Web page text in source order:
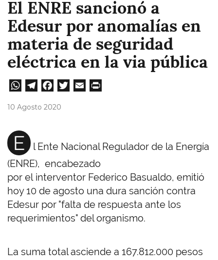
El ENRE sancionó a
Edesur por anomalías en
materia de seguridad
eléctrica en la via pública
W
A
pp
Te
m
Fa
10 Agosto 2020
E
l Ente Nacional Regulador de la Energía
(ENRE), encabezado
por el interventor Federico Basualdo, emitió
hoy 10 de agosto una dura sanción contra
Edesur por "falta de respuesta ante los
requerimientos" del organismo.
La suma total asciende a 167.812.000 pesos